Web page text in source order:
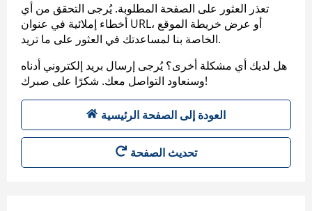
تعذر العثور على الصفحة المطلوبة. يُرجى التحقق من أي
أخطاء إملائية في عنوان URL، أو عرض خريطة الموقع
الخاصة بنا لمساعدتك في العثور على ما تريد.
هل لديك أي مشكلة أخرى؟ يُرجى إرسال بريد إلكتروني أدناه
وسنعاود التواصل معك. شكرًا على صبرك!
العودة إلى الصفحة الرئيسية
تحديث الصفحة